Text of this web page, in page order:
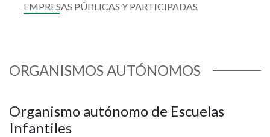
EMPRESAS PÚBLICAS Y PARTICIPADAS
ORGANISMOS AUTÓNOMOS
Organismo autónomo de Escuelas
Infantiles